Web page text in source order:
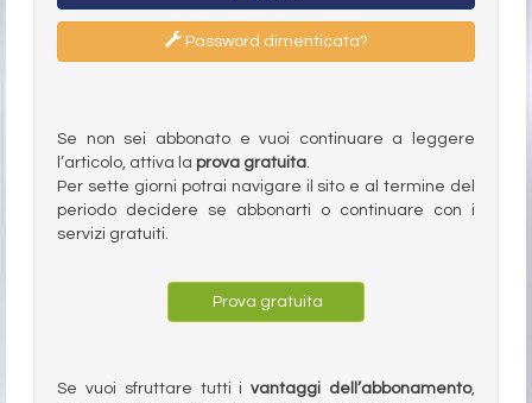
Password dimenticata?
Se non sei abbonato e vuoi continuare a leggere
l’articolo, attiva la prova gratuita.
Per sette giorni potrai navigare il sito e al termine del
periodo decidere se abbonarti o continuare con i
servizi gratuiti.
Prova gratuita
Se vuoi sfruttare tutti ivantaggi dell’abbonamento,